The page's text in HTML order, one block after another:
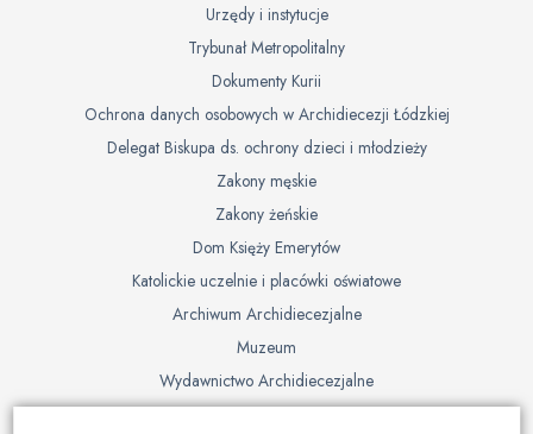
Urzędy i instytucje
Trybunał Metropolitalny
Dokumenty Kurii
Ochrona danych osobowych w Archidiecezji Łódzkiej
Delegat Biskupa ds. ochrony dzieci i młodzieży
Zakony męskie
Zakony żeńskie
Dom Księży Emerytów
Katolickie uczelnie i placówki oświatowe
Archiwum Archidiecezjalne
Muzeum
Wydawnictwo Archidiecezjalne
Cmentarze